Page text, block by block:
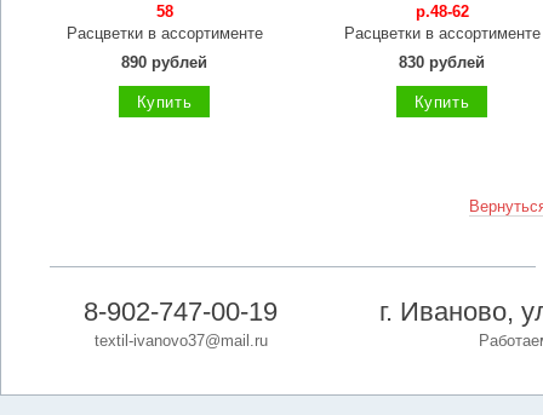
58
Расцветки в ассортименте
890 рублей
Купить
р.48-62
Расцветки в ассортименте
830 рублей
Купить
8-902-747-00-19
textil-ivanovo37@mail.ru
г. Иваново,